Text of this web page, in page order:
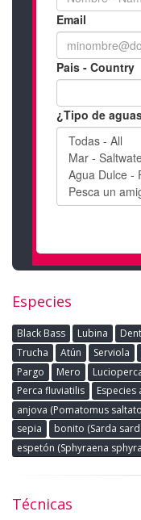
Especies
Black Bass Lubina
Trucha
Atún Serviola
Pargo
Mero
Perca fluviatilis
Especies
anjova (Pomatomus
sepia
bonito (Sarda
espetón (Sphyraena
Técnicas